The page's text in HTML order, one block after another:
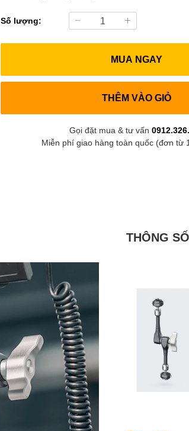
Số lượng:
MUA NGAY
THÊM VÀO GIỎ
Gọi đặt mua & tư vấn
Miễn phí giao hàng toàn quốc (đơn từ
THÔNG